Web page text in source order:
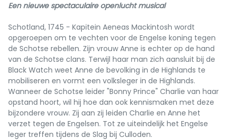
Een nieuwe spectaculaire openlucht musical
Schotland, 1745 - Kapitein Aeneas Mackintosh wordt
opgeroepen om te vechten voor de Engelse koning tegen
de Schotse rebellen. Zijn vrouw Anne is echter op de hand
van de Schotse clans. Terwijl haar man zich aansluit bij de
Black Watch weet Anne de bevolking in de Highlands te
mobiliseren en vormt een volksleger in de Highlands.
Wanneer de Schotse leider "Bonny Prince" Charlie van haar
opstand hoort, wil hij hoe dan ook kennismaken met deze
bijzondere vrouw. Zij aan zij leiden Charlie en Anne het
verzet tegen de Engelsen. Tot ze uiteindelijk het Engelse
leger treffen tijdens de Slag bij Culloden.